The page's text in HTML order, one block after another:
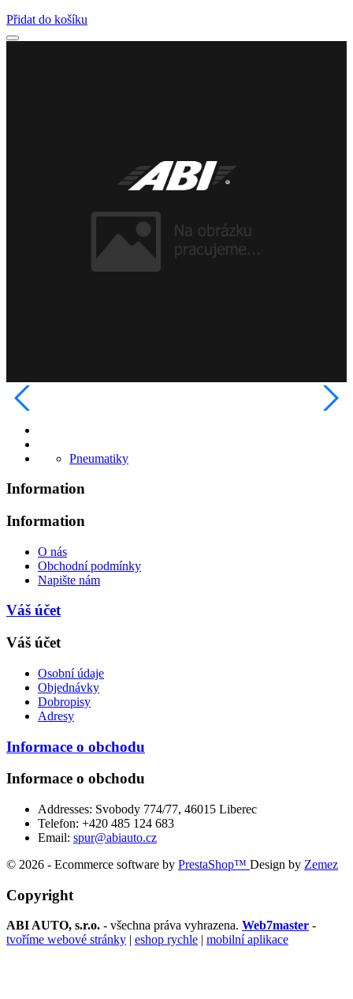
Přidat do košíku
Pneumatiky
Information
Information
O nás
Obchodní podmínky
Napište nám
Váš účet
Váš účet
Osobní údaje
Objednávky
Dobropisy
Adresy
Informace o obchodu
Informace o obchodu
Addresses: Svobody 774/77, 46015 Liberec
Telefon: +420 485 124 683
Email: spur@abiauto.cz
© 2026 - Ecommerce software by PrestaShop™ Design by Zemez
Copyright
ABI AUTO, s.r.o. - všechna práva vyhrazena. Web7master -
tvoříme webové stránky
eshop rychle mobilní aplikace